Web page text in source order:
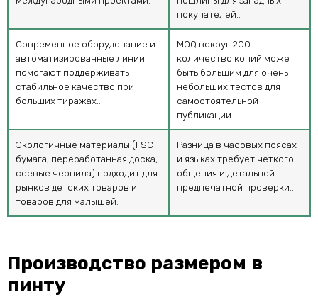
покупателей..
Современное оборудование и
автоматизированные линии
помогают поддерживать
стабильное качество при
больших тиражах..
MOQ вокруг 200
количество копий может
быть большим для очень
небольших тестов для
самостоятельной
публикации..
Экологичные материалы (FSC
бумага, переработанная доска,
соевые чернила) подходит для
рынков детских товаров и
товаров для малышей.
Разница в часовых поясах
и языках требует четкого
общения и детальной
предпечатной проверки..
Производство размером в
пинту